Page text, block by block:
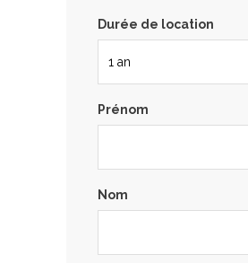
Durée de location
Prénom
Nom